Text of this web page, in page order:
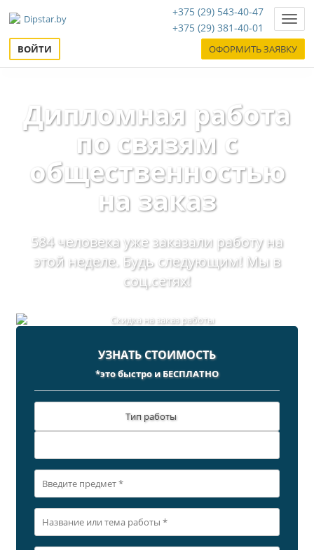
+375 (29) 543-40-47
+375 (29) 381-40-01
ВОЙТИ ОФОРМИТЬ ЗАЯВКУ
Дипломная работа
по связям с
общественностью
на заказ
584 человека уже заказали работу на
этой неделе. Будь следующим! Мы в
соц.сетях!
УЗНАТЬ СТОИМОСТЬ
*это быстро и БЕСПЛАТНО
Тип работы